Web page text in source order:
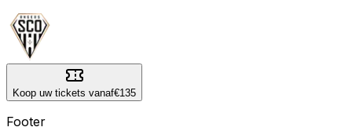
Koop uw tickets vanaf€135
Footer